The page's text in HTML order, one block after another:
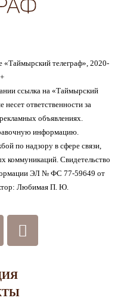
телеграф», 2020-
ссылка на «Таймырский
несет ответственности за
объявлениях.
информацию.
по надзору в сфере связи,
коммуникаций. Свидетельство
ЭЛ № ФС 77-59649 от
Любимая П. Ю.